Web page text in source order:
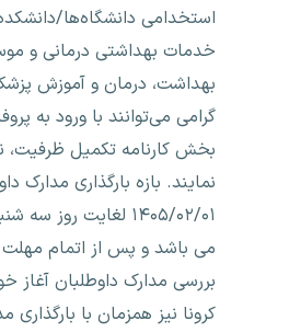
استخدامی دانشگاه‌ها/
خدمات بهداشتی درمانی و
بهداشت، درمان و آموزش
گرامی می‌توانند با ورود به
بخش کارنامه تکمیل ظرفیت،
نمایند. بازه بارگذاری مدارک
می باشد و پس از اتمام
بررسی مدارک داوطلبان آغاز
کرونا نیز همزمان با